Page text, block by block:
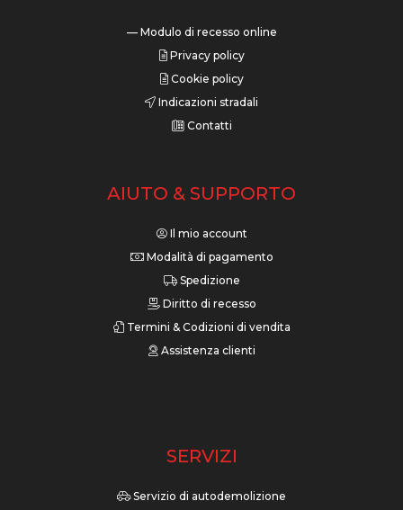
— Modulo di recesso online
Privacy policy
Cookie policy
Indicazioni stradali
Contatti
AIUTO & SUPPORTO
Il mio account
Modalità di pagamento
Spedizione
Diritto di recesso
Termini & Codizioni di vendita
Assistenza clienti
SERVIZI
Servizio di autodemolizione